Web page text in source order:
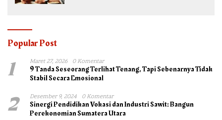
Popular Post
1 Maret 27, 2026 0 Komentar
9 Tanda Seseorang Terlihat Tenang, Tapi Sebenarnya Tidak
Stabil Secara Emosional
2 Desember 9, 2024 0 Komentar
Sinergi Pendidikan Vokasi dan Industri Sawit: Bangun
Perekonomian Sumatera Utara